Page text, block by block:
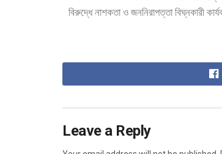
বিরুদ্ধে নাশকতা ও জননিরাপত্তা বিঘ্নকারী
Leave a Reply